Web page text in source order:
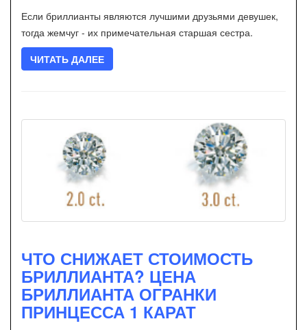
Если бриллианты являются лучшими друзьями девушек,
тогда жемчуг - их примечательная старшая сестра.
ЧИТАТЬ ДАЛЕЕ
ЧТО СНИЖАЕТ СТОИМОСТЬ
БРИЛЛИАНТА? ЦЕНА
БРИЛЛИАНТА ОГРАНКИ
ПРИНЦЕССА 1 КАРАТ